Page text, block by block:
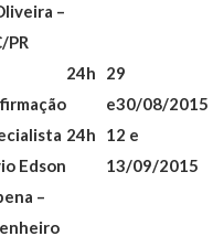
–
PR
24h
29
e30/08/2015
Edson
–
24h
12 e
13/09/2015